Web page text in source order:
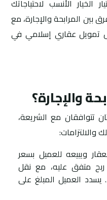
الخيار الأنسب لاحتياجاتك
بين المرابحة والإجارة، مع
تمويل عقاري إسلامي في
والإجارة؟
تتوافقان مع الشريعة،
والالتزامات:
ويبيعه للعميل بسعر
متفق عليه، مع نقل
يسدد العميل المبلغ على